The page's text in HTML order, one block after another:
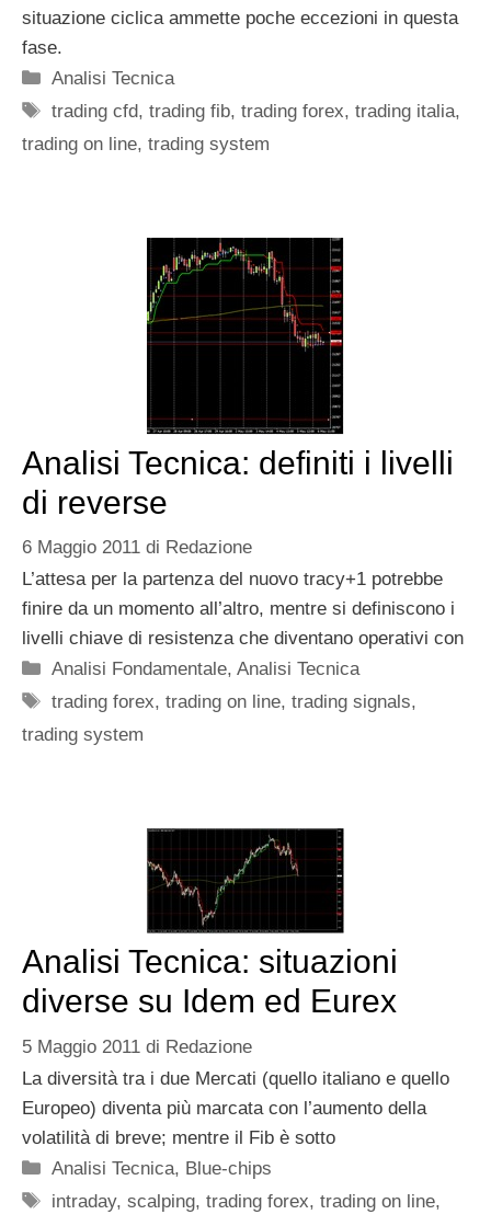
situazione ciclica ammette poche eccezioni in questa
fase.
Categorie
Analisi Tecnica
Tag
trading cfd,trading fib,trading forex,trading italia,
trading on line, trading system
Analisi Tecnica: definiti i livelli
di reverse
6 Maggio 2011 di Redazione
L’attesa per la partenza del nuovo tracy+1 potrebbe
finire da un momento all’altro, mentre si definiscono i
livelli chiave di resistenza che diventano operativi con
Categorie
Analisi Fondamentale,Analisi Tecnica
Tag
trading forex,trading on line,trading signals,
trading system
Analisi Tecnica: situazioni
diverse su Idem ed Eurex
5 Maggio 2011 di Redazione
La diversità tra i due Mercati (quello italiano e quello
Europeo) diventa più marcata con l’aumento della
volatilità di breve; mentre il Fib è sotto
Categorie
Analisi Tecnica, Blue-chips
Tag
intraday,scalping,trading forex,trading on line,